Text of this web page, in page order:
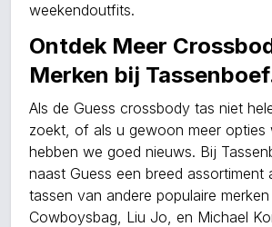
weekendoutfits.
Ontdek Meer
Merken bij
Als de Guess crossbody tas niet
zoekt, of als u gewoon meer opties
hebben we goed nieuws. Bij
naast Guess een breed assortiment
tassen van andere populaire
Cowboysbag, Liu Jo, en Michael